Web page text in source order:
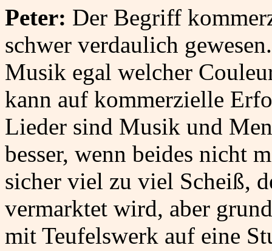
Peter: Der Begriff
schwer verdaulich
Musik egal welcher
kann auf kommerzielle
Lieder sind Musik und
besser, wenn beides nicht
sicher viel zu viel Scheiß,
vermarktet wird, aber
mit Teufelswerk auf eine